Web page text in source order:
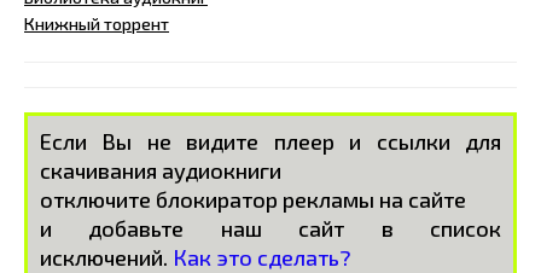
Книжный торрент
Если Вы не видите плеер и ссылки для
скачивания аудиокниги
отключите блокиратор рекламы на сайте
и добавьте наш сайт в список
исключений. Как это сделать?